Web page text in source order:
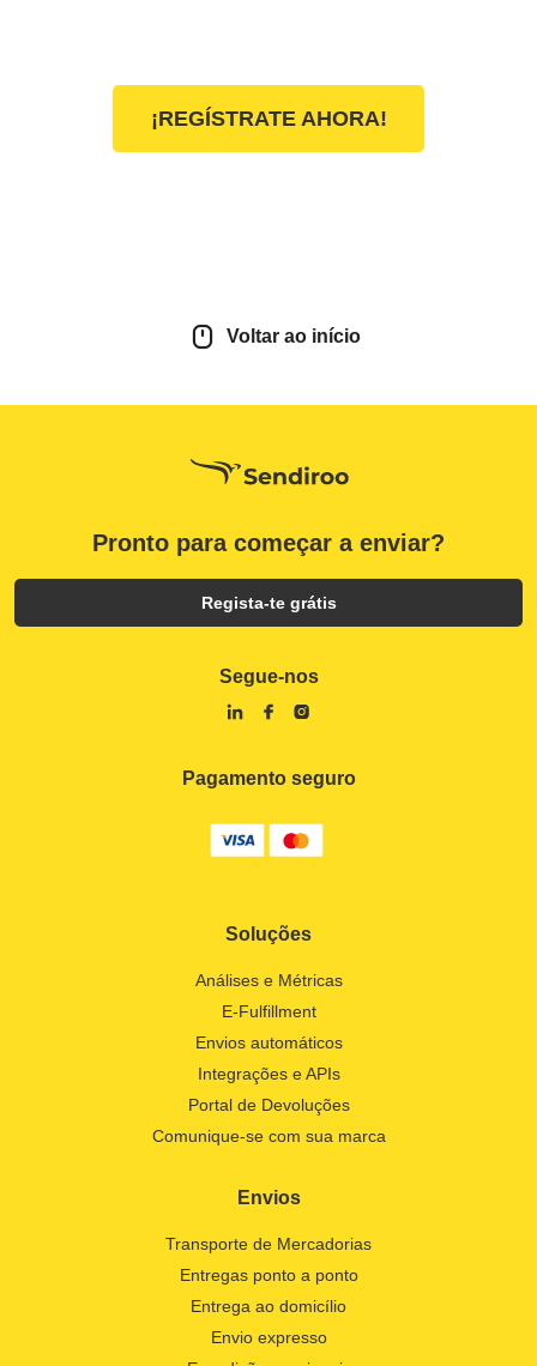
¡REGÍSTRATE AHORA!
Voltar ao início
Pronto para começar a enviar?
Regista-te grátis
Segue-nos
Pagamento seguro
Soluções
Análises e Métricas
E-Fulfillment
Envios automáticos
Integrações e APIs
Portal de Devoluções
Comunique-se com sua marca
Envios
Transporte de Mercadorias
Entregas ponto a ponto
Entrega ao domicílio
Envio expresso